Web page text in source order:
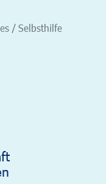
/ Selbsthilfe